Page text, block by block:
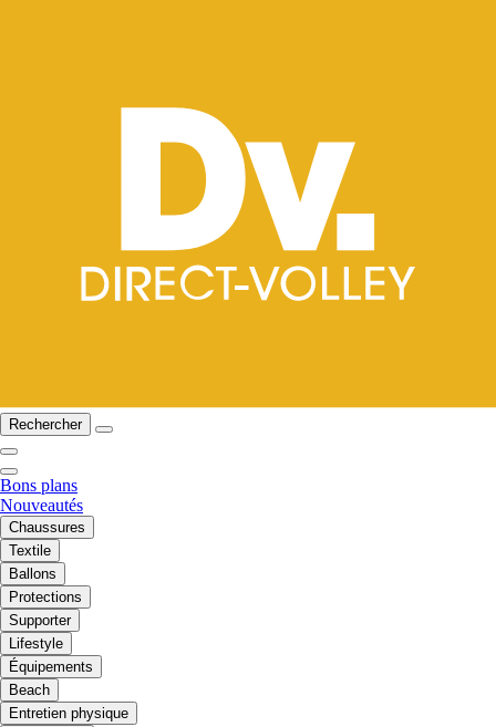
Rechercher
Bons plans
Nouveautés
Chaussures
Textile
Ballons
Protections
Supporter
Lifestyle
Équipements
Beach
Entretien physique